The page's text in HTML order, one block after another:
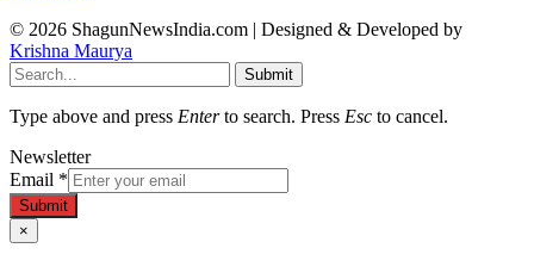
© 2026 ShagunNewsIndia.com | Designed & Developed by
Krishna Maurya
Submit
Type above and press Enterto search. Press Esc to cancel.
Newsletter
Email *
Submit
×